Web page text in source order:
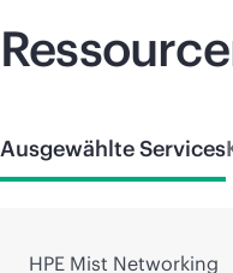
Ausgewählte Services
HPE Mist Networking